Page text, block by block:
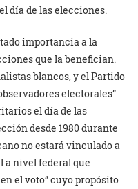
día de las elecciones.
importancia a la
que la benefician.
blancos, y el Partido
electorales”
el día de las
desde 1980 durante
no estará vinculado a
a nivel federal que
el voto” cuyo propósito